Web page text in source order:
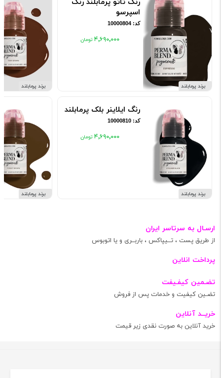
برند پرمابلند
اسپرسو
کد: 10000804
۴٬۶۹۰٬۰۰۰
برند پرمابلند
رنگ ایلاینر بلک پرمابلند
کد: 10000810
۴٬۶۹۰٬۰۰۰
برند پرمابلند
برند پرمابلند
ارسـال به سرتاسر ایران
از طریق پست ، تــیپاکس ، باربــری و یا اتوبوس
پرداخت انلاین
تضـمین کیفـیفت
تضـین کیفیت و خدمات پس از فروش
خریــد آنلاین
خرید آنلاین به صورت نقدی زیر قیمت